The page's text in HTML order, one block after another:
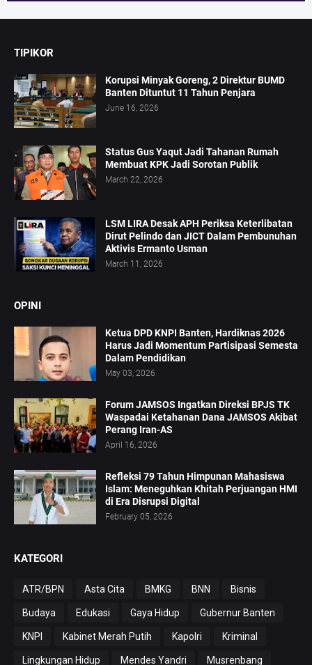
TIPIKOR
Korupsi Minyak Goreng, 2 Direktur BUMD
Banten Dituntut 11 Tahun Penjara
June 16, 2026
Status Gus Yaqut Jadi Tahanan Rumah
Membuat KPK Jadi Sorotan Publik
March 22, 2026
LSM LIRA Desak APH Periksa Keterlibatan
Dirut Pelindo dan JICT Dalam Pembunuhan
Aktivis Ermanto Usman
March 11, 2026
OPINI
Ketua DPD KNPI Banten, Hardiknas 2026
Harus Jadi Momentum Partisipasi Semesta
Dalam Pendidikan
May 03, 2026
Forum JAMSOS Ingatkan Direksi BPJS TK
Waspadai Ketahanan Dana JAMSOS Akibat
Perang Iran-AS
April 16, 2026
Refleksi 79 Tahun Himpunan Mahasiswa
Islam: Meneguhkan Khitah Perjuangan HMI
di Era Disrupsi Digital
February 05, 2026
KATEGORI
ATR/BPN Asta Cita BMKG BNN Bisnis
Budaya Edukasi Gaya Hidup Gubernur Banten
KNPI Kabinet Merah Putih Kapolri Kriminal
Lingkungan Hidup Mendes Yandri Musrenbang